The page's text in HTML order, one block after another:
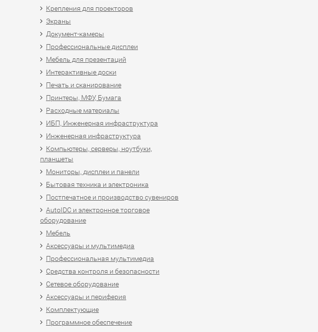
Крепления для проекторов
Экраны
Документ-камеры
Профессиональные дисплеи
Мебель для презентаций
Интерактивные доски
Печать и сканирование
Принтеры, МФУ, Бумага
Расходные материалы
ИБП, Инженерная инфраструктура
Инженерная инфраструктура
Компьютеры, серверы, ноутбуки,
планшеты
Мониторы, дисплеи и панели
Бытовая техника и электроника
Постпечатное и производство сувениров
AutoIDC и электронное торговое
оборудование
Мебель
Аксессуары и мультимедиа
Профессиональная мультимедиа
Средства контроля и безопасности
Сетевое оборудование
Аксессуары и периферия
Комплектующие
Программное обеспечение